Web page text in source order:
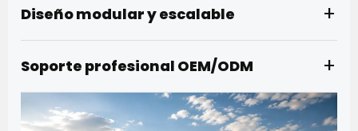
Diseño modular y escalable +
Soporte profesional OEM/ODM +